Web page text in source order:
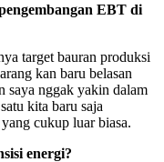
EBT di
target bauran produksi
kan baru belasan
saya nggak yakin dalam
kita baru saja
cukup luar biasa.
energi?